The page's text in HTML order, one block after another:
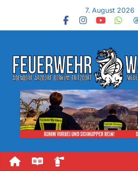
7. August 2026